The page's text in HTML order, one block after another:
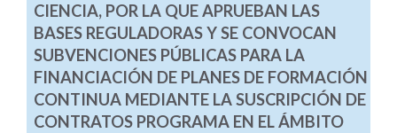
CIENCIA, POR LA QUE APRUEBAN LAS
BASES REGULADORAS Y SE CONVOCAN
SUBVENCIONES PÚBLICAS PARA LA
FINANCIACIÓN DE PLANES DE FORMACIÓN
CONTINUA MEDIANTE LA SUSCRIPCIÓN DE
CONTRATOS PROGRAMA EN EL ÁMBITO